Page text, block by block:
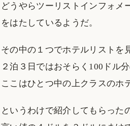
どうやらツーリストインフォメ
をはたしているようだ。
その中の１つでホテルリストを
２泊３日ではおそらく100ドル
ここはひとつ中の上クラスのホ
というわけで紹介してもらった